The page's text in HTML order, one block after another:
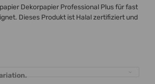
Dekorpapier Professional Plus für fast
Dieses Produkt ist Halal zertifiziert und